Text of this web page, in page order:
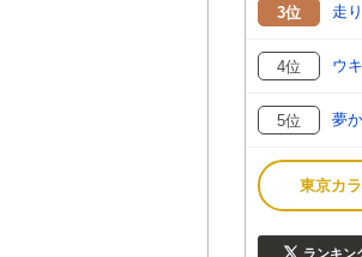
3位 走
4位 ウ
5位 夢
東京カ
ランキン